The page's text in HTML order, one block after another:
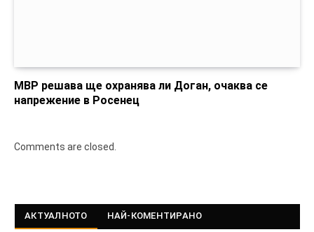
МВР решава ще охранява ли Доган, очаква се
напрежение в Росенец
Comments are closed.
АКТУАЛНОТО НАЙ-КОМЕНТИРАНО